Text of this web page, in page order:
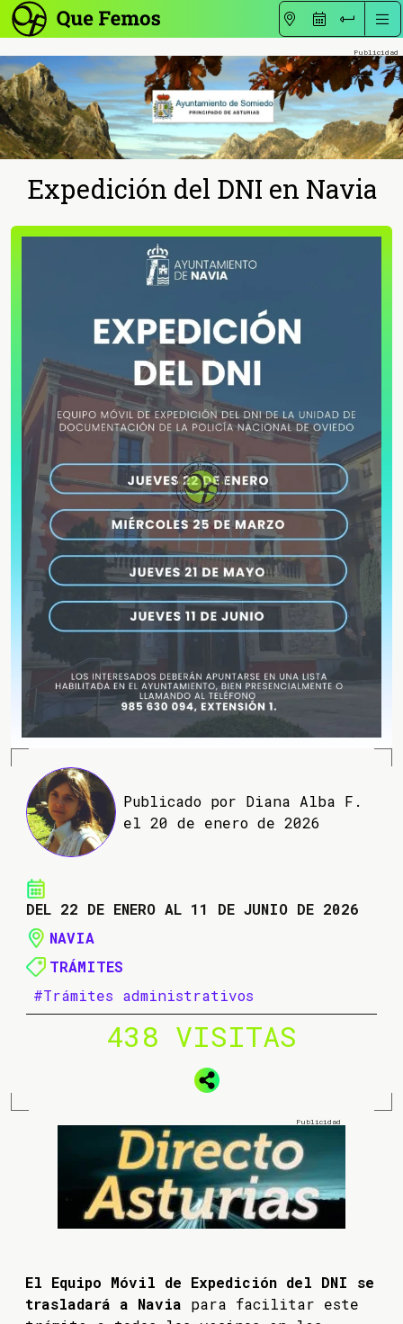
Expedición del DNI en Navia
Publicado por Diana Alba F.
el 20 de enero de 2026
DEL 22 DE ENERO AL 11 DE JUNIO DE 2026
NAVIA
TRÁMITES
#Trámites administrativos
438 VISITAS
El Equipo Móvil de Expedición del DNI se
trasladará a Navia para facilitar este